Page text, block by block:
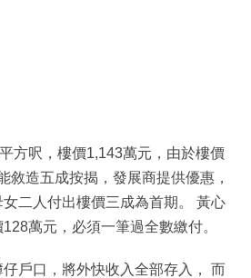
方呎，樓價1,143萬元，由於樓價
敘造五成按揭，發展商提供優惠，
二人付出樓價三成為首期。 黃心
萬元，必須一筆過全數繳付。
仔戶口，將外快收入全部存入， 而